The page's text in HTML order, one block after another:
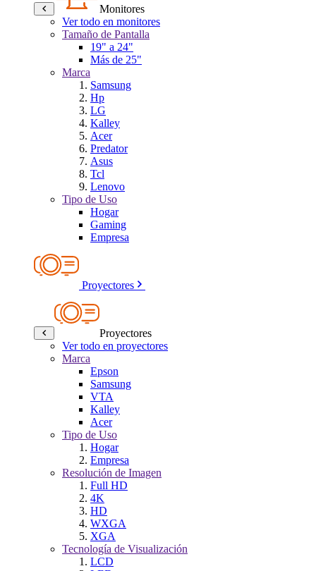
Monitores
Ver todo en monitores
Tamaño de Pantalla
19" a 24"
Más de 25"
Marca
Samsung
Hp
LG
Kalley
Acer
Predator
Asus
Tcl
Lenovo
Tipo de Uso
Hogar
Gaming
Empresa
Proyectores
Proyectores
Ver todo en proyectores
Marca
Epson
Samsung
VTA
Kalley
Acer
Tipo de Uso
Hogar
Empresa
Resolución de Imagen
Full HD
4K
HD
WXGA
XGA
Tecnología de Visualización
LCD